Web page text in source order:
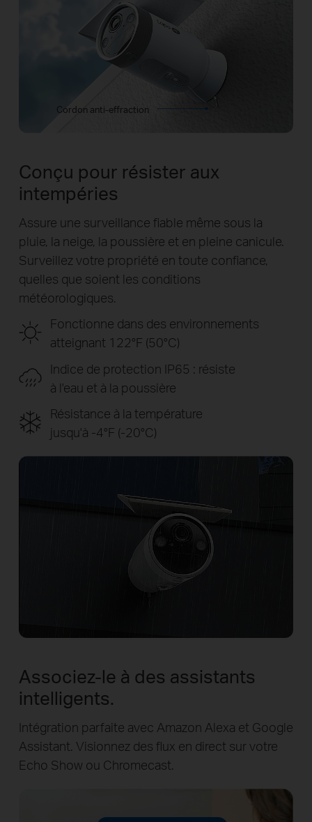
Cordon anti-effraction
Conçu pour résister aux
intempéries
Assure une surveillance fiable même sous la
pluie, la neige, la poussière et en pleine canicule.
Surveillez votre propriété en toute confiance,
quelles que soient les conditions
météorologiques.
Fonctionne dans des environnements
atteignant 122°F (50°C)
Indice de protection IP65 : résiste
à l'eau et à la poussière
Résistance à la température
jusqu'à -4°F (-20°C)
Associez-le à des assistants
intelligents.
Intégration parfaite avec Amazon Alexa et Google
Assistant. Visionnez des flux en direct sur votre
Echo Show ou Chromecast.